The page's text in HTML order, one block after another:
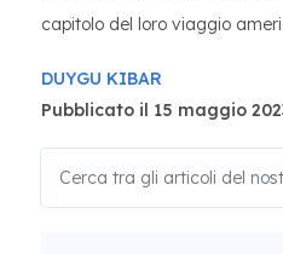
capitolo del loro viaggio
DUYGU KIBAR
Pubblicato il 15 maggio